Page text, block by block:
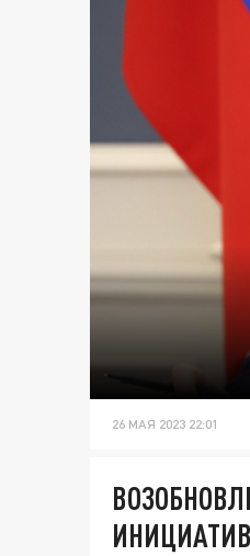
26 МАЯ 2023 22:01